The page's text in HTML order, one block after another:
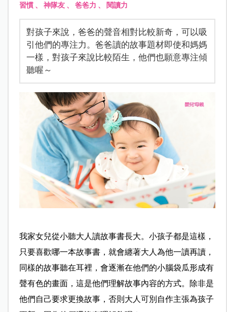
習慣、 神隊友、 爸爸力 、 閱讀力
對孩子來說，爸爸的聲音相對比較新奇，可以吸
引他們的專注力。爸爸讀的故事題材即使和媽媽
一樣，對孩子來說比較陌生，他們也願意專注傾
聽喔～
我家女兒從小聽大人讀故事書長大。小孩子都是這樣，
只要喜歡哪一本故事書，就會纏著大人為他一讀再讀，
同樣的故事聽在耳裡，會逐漸在他們的小腦袋瓜形成有
聲有色的畫面，這是他們理解故事內容的方式。
除非是
他們自己要求更換故事，否則大人可別自作主張為孩子